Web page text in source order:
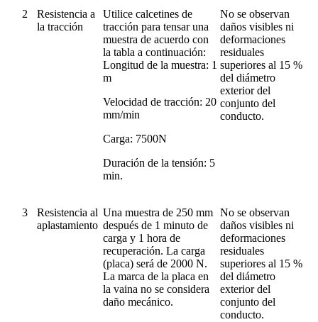
2
Resistencia a
la tracción
Utilice calcetines de
tracción para tensar una
muestra de acuerdo con
la tabla a continuación:
Longitud de la muestra: 1
m
Velocidad de tracción: 20
mm/min
Carga: 7500N
Duración de la tensión: 5
min.
No se observan
daños visibles ni
deformaciones
residuales
superiores al 15 %
del diámetro
exterior del
conjunto del
conducto.
3
Resistencia al
aplastamiento
Una muestra de 250 mm
después de 1 minuto de
carga y 1 hora de
recuperación. La carga
(placa) será de 2000 N.
La marca de la placa en
la vaina no se considera
daño mecánico.
No se observan
daños visibles ni
deformaciones
residuales
superiores al 15 %
del diámetro
exterior del
conjunto del
conducto.